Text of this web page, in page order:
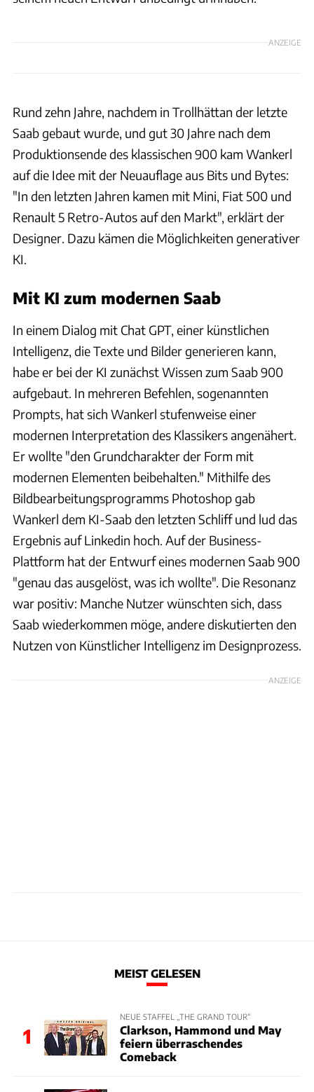
ANZEIGE
Rund zehn Jahre, nachdem in Trollhättan der letzte
Saab gebaut wurde, und gut 30 Jahre nach dem
Produktionsende des klassischen 900 kam Wankerl
auf die Idee mit der Neuauflage aus Bits und Bytes:
"In den letzten Jahren kamen mit Mini, Fiat 500 und
Renault 5 Retro-Autos auf den Markt", erklärt der
Designer. Dazu kämen die Möglichkeiten generativer
KI.
Mit KI zum modernen Saab
In einem Dialog mit Chat GPT, einer künstlichen
Intelligenz, die Texte und Bilder generieren kann,
habe er bei der KI zunächst Wissen zum Saab 900
aufgebaut. In mehreren Befehlen, sogenannten
Prompts, hat sich Wankerl stufenweise einer
modernen Interpretation des Klassikers angenähert.
Er wollte "den Grundcharakter der Form mit
modernen Elementen beibehalten." Mithilfe des
Bildbearbeitungsprogramms Photoshop gab
Wankerl dem KI-Saab den letzten Schliff und lud das
Ergebnis auf Linkedin hoch. Auf der Business-
Plattform hat der Entwurf eines modernen Saab 900
"genau das ausgelöst, was ich wollte". Die Resonanz
war positiv: Manche Nutzer wünschten sich, dass
Saab wiederkommen möge, andere diskutierten den
Nutzen von Künstlicher Intelligenz im Designprozess.
ANZEIGE
MEIST GELESEN
1
NEUE STAFFEL „THE GRAND TOUR“
Clarkson, Hammond und May
feiern überraschendes
Comeback